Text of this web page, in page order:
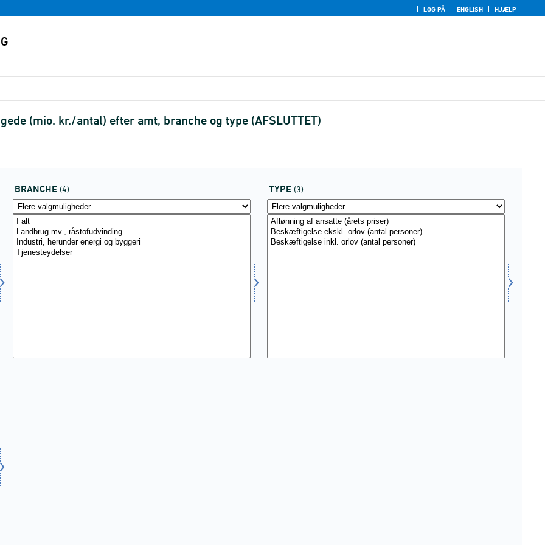
LOG PÅ ENGLISH HJÆLP
(mio. kr./antal) efter amt, branche og type (AFSLUTTET)
BRANCHE (4) TYPE (3)